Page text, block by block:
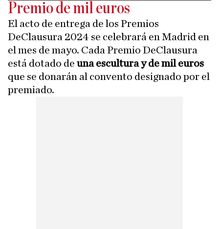
Premio de mil euros
El acto de entrega de los Premios
DeClausura 2024 se celebrará en Madrid en
el mes de mayo. Cada Premio DeClausura
está dotado de una escultura y de mil euros
que se donarán al convento designado por el
premiado.